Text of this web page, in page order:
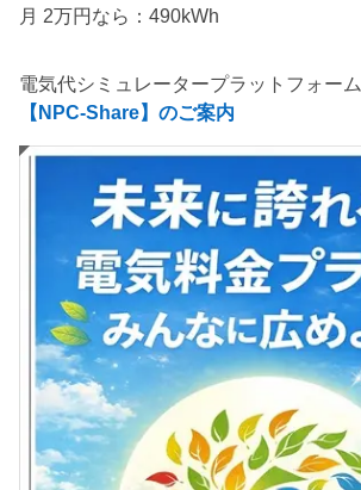
月 2万円なら：490kWh
電気代シミュレータープラットフォーム
【NPC-Share】のご案内